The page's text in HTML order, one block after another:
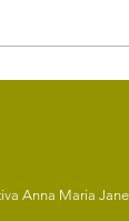
Anna Maria